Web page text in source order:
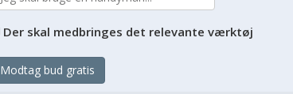
Der skal medbringes det relevante værktøj
Modtag bud gratis